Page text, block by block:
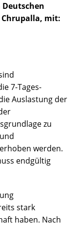
Chrupalla, mit:
7-Tages-
Auslastung der
zu
werden.
endgültig
stark
haben. Nach